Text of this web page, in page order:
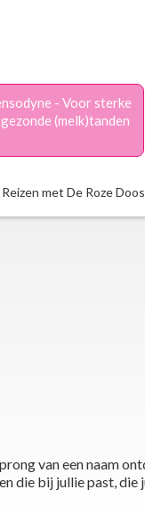
- Voor sterke
(melk)tanden
Reizen met De Roze Doos
van een naam
die bij jullie past, die